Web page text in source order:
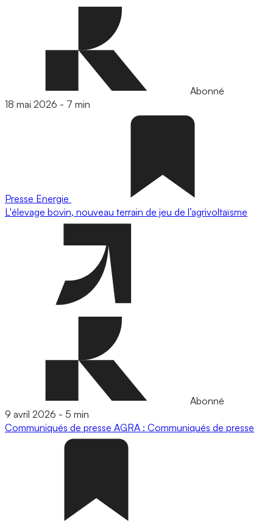
Abonné
18 mai 2026 - 7 min
Presse Energie
L'élevage bovin, nouveau terrain de jeu de l’agrivoltaïsme
Abonné
9 avril 2026 - 5 min
Communiqués de presse AGRA : Communiqués de presse